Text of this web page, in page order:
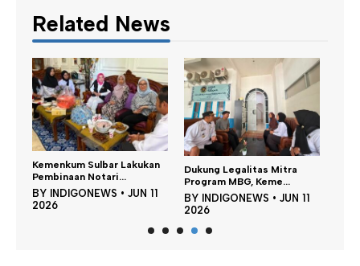
Related News
Dukung Legalitas Mitra
Program MBG, Keme...
BYINDIGONEWS •JUN 11
2026
Tenaga Ahli Kementan RI
Apresiasi CV Mar...
BYINDIGONEWS •MEI 14
2026